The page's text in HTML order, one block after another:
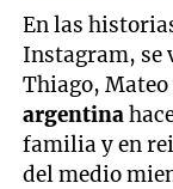
seconds
of
30
seconds
En las
Instagram, se
Thiago,
argentina
familia y en
del medio